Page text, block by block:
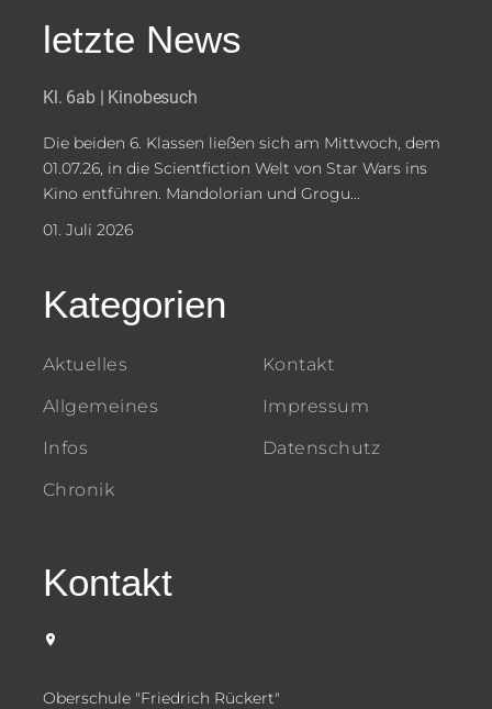
letzte News
Kl. 6ab | Kinobesuch
Die beiden 6. Klassen ließen sich am Mittwoch, dem
01.07.26, in die Scientfiction Welt von Star Wars ins
Kino entführen. Mandolorian und Grogu...
01. Juli 2026
Kategorien
Aktuelles
Allgemeines
Infos
Chronik
Kontakt
Impressum
Datenschutz
Kontakt
Oberschule "Friedrich Rückert"